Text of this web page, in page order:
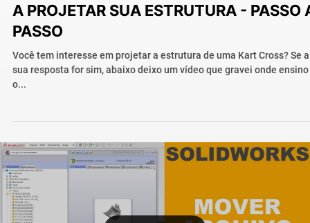
A PROJETAR SUA ESTRUTURA - PASSO
PASSO
Você tem interesse em projetar a estrutura de uma Kart Cross? Se a
sua resposta for sim, abaixo deixo um vídeo que gravei onde ensino
o...